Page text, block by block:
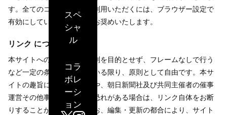
スペ
シャ
ル
コラ
ボレ
ーシ
ョン
す。全てのコンテンツをご利用いただくには、ブラウザー設定で
有効にしていただくことをお奨めいたします。
リンク について
本サイトへのリンクは、営利を目的とせず、フレームなしで行う
など一定の条件を満たしている限り、原則として自由です。本サ
イトの趣旨に合わない場合や、朝日新聞社及び共同主催者の催事
運営その他事業等を害する恐れがある場合は、リンク自体をお断
りすることがあります。なお、編集・更新の都合により、サイト